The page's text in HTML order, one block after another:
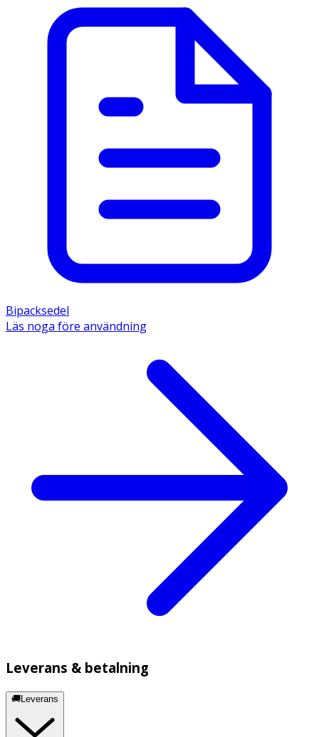
Bipacksedel
Läs noga före användning
Leverans & betalning
🚚Leverans